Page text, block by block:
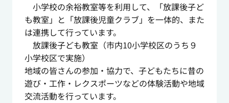
小学校の余裕教室等を利用して、「放課後子ど
も教室」と「放課後児童クラブ」を一体的、また
は連携して行っています。
放課後子ども教室（市内10小学校区のうち９
小学校区で実施）
地域の皆さんの参加・協力で、子どもたちに昔の
遊び・工作・レクスポーツなどの体験活動や地域
交流活動を行っています。